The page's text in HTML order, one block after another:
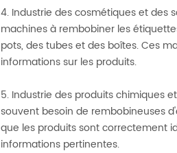
4. Industrie des cosmétiques et des
machines à rembobiner les
pots, des tubes et des boîtes. Ces
informations sur les produits.
5. Industrie des produits chimiques
souvent besoin de rembobineuses
que les produits sont correctement
informations pertinentes.